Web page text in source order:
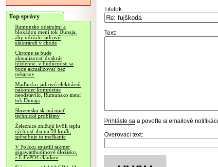
Top správy
Rumunsko odstrelmi a
blokádou mení tok Dunaja,
aby udržalo jadrovú
elektráreň v chode
Chrome sa bude
aktualizovať dvakrát
týždenne, v budúcnosti sa
bude aktualizovať bez
reštartov
Maďarsko jadrovú elektráreň
nakoniec kompletne
neodstavilo, Rumunsko mení
tok Dunaja
Slovensko.sk má opäť
technické problémy
Železnice znižujú kvôli teplu
rýchlosť iba na 50 km/h,
spôsobuje to meškanie
V Poľsku spustili takmer
gigawatthodinové úložisko,
z LiFePO4 článkov
Titulok:
Text:
Prihláste sa a povoľte si emailové
Overovací text: